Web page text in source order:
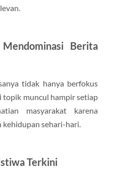
Berita
tidak hanya berfokus
topik muncul hampir setiap
masyarakat karena
kehidupan sehari-hari.
Terkini